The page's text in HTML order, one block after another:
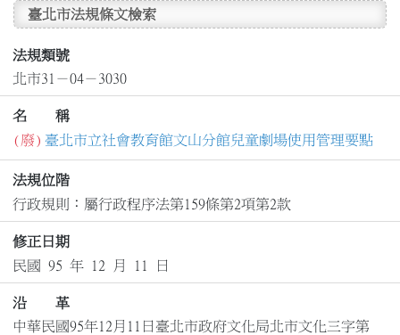
臺北市法規條文檢索
法規類號
北市31－04－3030
名 稱
(廢) 臺北市立社會教育館文山分館兒童劇場使用管理要點
法規位階
行政規則：屬行政程序法第159條第2項第2款
修正日期
民國 95 年 12 月 11 日
沿 革
中華民國95年12月11日臺北市政府文化局北市文化三字第